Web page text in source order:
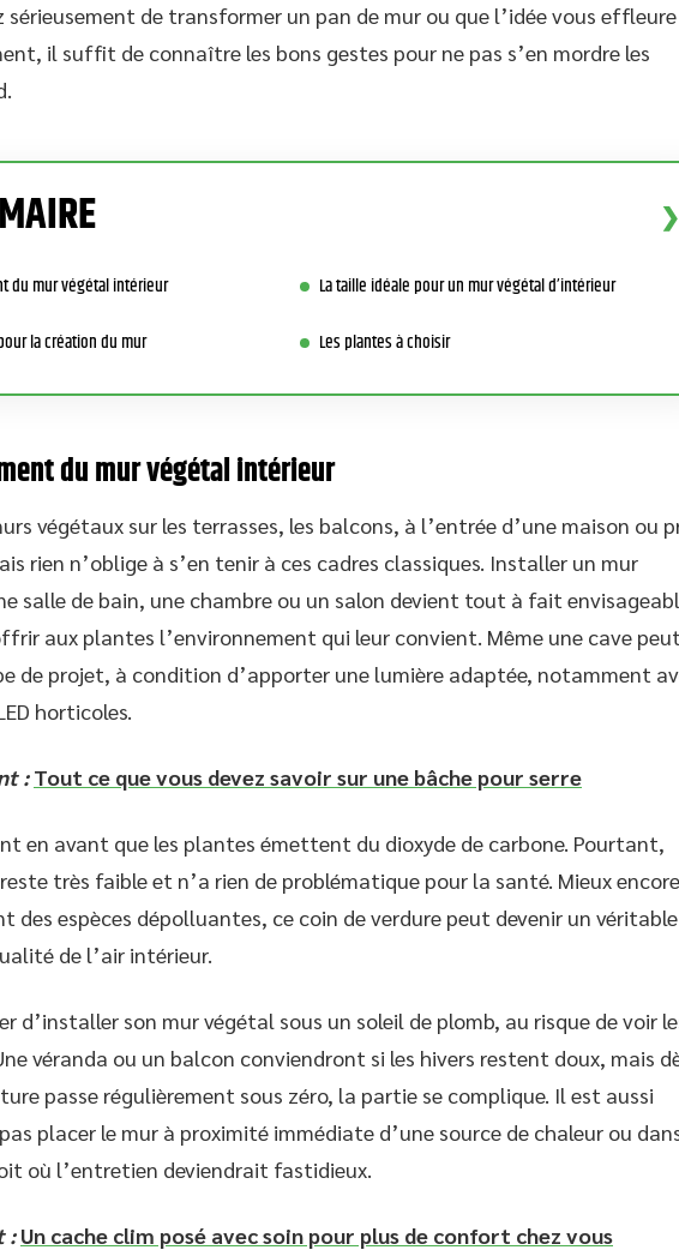
sérieusement de transformer un pan de mur ou que l’idée vous effleure
il suffit de connaître les bons gestes pour ne pas s’en mordre les
du mur végétal intérieur
la création du mur
La taille idéale pour un mur végétal d’intérieur
Les plantes à choisir
du mur végétal intérieur
végétaux sur les terrasses, les balcons, à l’entrée d’une maison ou
rien n’oblige à s’en tenir à ces cadres classiques. Installer un mur
salle de bain, une chambre ou un salon devient tout à fait
aux plantes l’environnement qui leur convient. Même une cave peut
de projet, à condition d’apporter une lumière adaptée, notamment
horticoles.
: Tout ce que vous devez savoir sur une bâche pour serre
en avant que les plantes émettent du dioxyde de carbone. Pourtant,
très faible et n’a rien de problématique pour la santé. Mieux
des espèces dépolluantes, ce coin de verdure peut devenir un véritable
de l’air intérieur.
d’installer son mur végétal sous un soleil de plomb, au risque de voir
véranda ou un balcon conviendront si les hivers restent doux, mais
passe régulièrement sous zéro, la partie se complique. Il est aussi
placer le mur à proximité immédiate d’une source de chaleur ou
où l’entretien deviendrait fastidieux.
: Un cache clim posé avec soin pour plus de confort chez vous